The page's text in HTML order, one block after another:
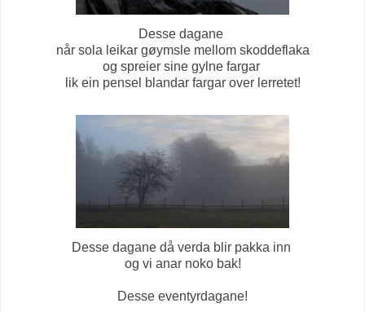
Desse dagane
når sola leikar gøymsle mellom skoddeflaka
og spreier sine gylne fargar
lik ein pensel blandar fargar over lerretet!
Desse dagane då verda blir pakka inn
og vi anar noko bak!
Desse eventyrdagane!